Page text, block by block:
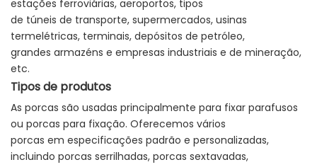
estações ferroviárias, aeroportos, tipos
de túneis de transporte, supermercados, usinas
termelétricas, terminais, depósitos de petróleo,
grandes armazéns e empresas industriais e de mineração,
etc.
Tipos de produtos
As porcas são usadas principalmente para fixar parafusos
ou porcas para fixação. Oferecemos vários
porcas em especificações padrão e personalizadas,
incluindo porcas serrilhadas, porcas sextavadas,